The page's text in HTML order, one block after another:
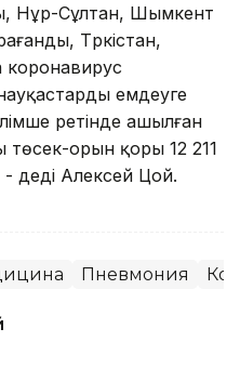
Нұр-Сұлтан, Шымкент
Түркістан,
емдеуге
ретінде ашылған
орын қоры 12 211
деді Алексей Цой.
Пневмония